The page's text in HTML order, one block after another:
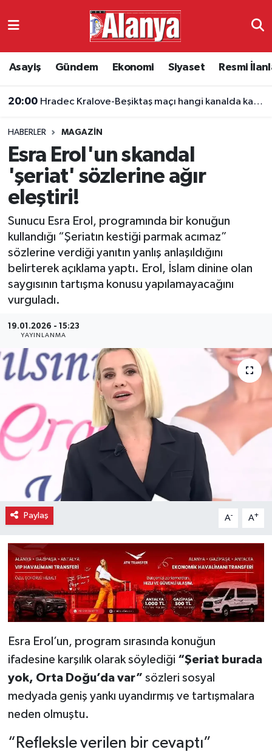
Asayiş Gündem Ekonomi Siyaset Resmi
20:00 Hradec Kralove-Beşiktaş maçı hangi kanalda kaçta?
HABERLER MAGAZIN
Esra Erol'un skandal
'şeriat' sözlerine ağır
eleştiri!
Sunucu Esra Erol, programında bir konuğun
kullandığı “Şeriatın kestiği parmak acımaz”
sözlerine verdiği yanıtın yanlış anlaşıldığını
belirterek açıklama yaptı. Erol, İslam dinine olan
saygısının tartışma konusu yapılamayacağını
vurguladı.
19.01.2026 - 15:23
YAYINLANMA
Paylaş A- A+
Esra Erol’un, program sırasında konuğun
ifadesine karşılık olarak söylediği “Şeriat burada
yok, Orta Doğu’da var” sözleri sosyal
medyada geniş yankı uyandırmış ve tartışmalara
neden olmuştu.
“Refleksle verilen bir cevaptı”
Ekonomi
Resmi İlanlar
Alanyaspor
Turizm
E-Gazete
Antalya Namaz Vakitleri
Süper Lig Puan Durumu ve Fikstür
Tüm Manşetler
Son Dakika Haberleri
Haber Arşivi